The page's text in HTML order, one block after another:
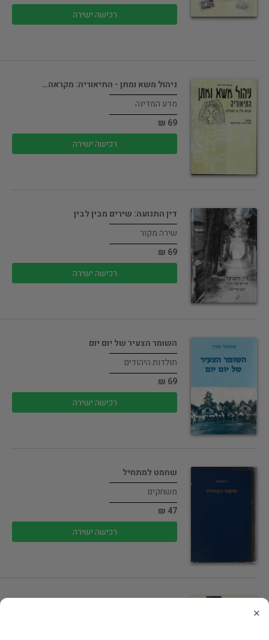
רכישה ישירה
ניהול משא ומתן - התיאוריה: מקראה…
מדע המדינה
69 ₪
רכישה ישירה
דין התנועה: שירים מבין לבין
שירה מקור
69 ₪
רכישה ישירה
השומר הצעיר של יום יום
תולדות היהודים
69 ₪
רכישה ישירה
שחמט למתחיל
משחקים
47 ₪
רכישה ישירה
מראה כהן - אלבום הראי''ה קוק…
×